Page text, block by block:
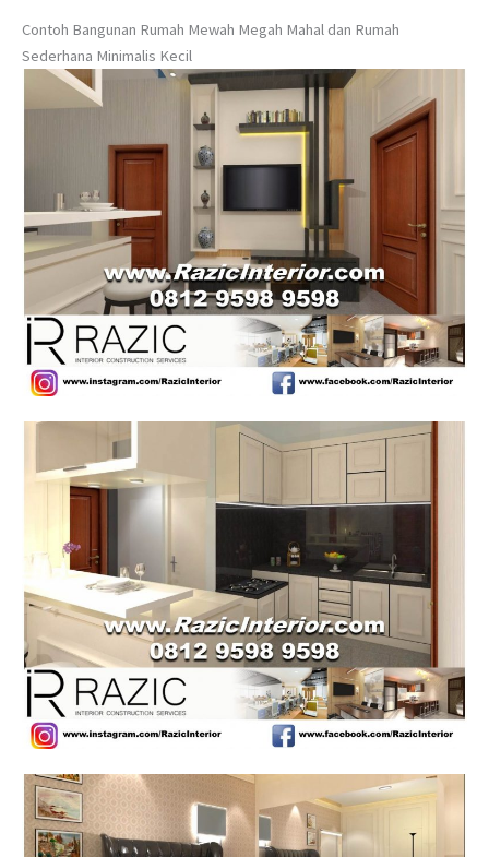
Contoh Bangunan Rumah Mewah Megah Mahal dan Rumah
Sederhana Minimalis Kecil